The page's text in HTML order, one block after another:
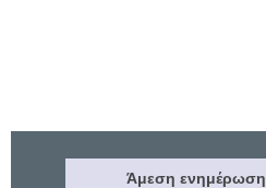
Άμεση ενημέρωση